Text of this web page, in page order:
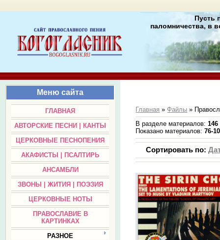
Пусть
паломничества, в
Меню сайта
ГЛАВНАЯ
АВТОРСКИЕ ПЕСНИ | КАНТЫ
ЦЕРКОВНЫЕ ПЕСНОПЕНИЯ
АКАФИСТЫ | ПСАЛТИРЬ
АНСАМБЛИ
ЗВОНЫ | ЖИТИЯ | ПОЭЗИЯ
ЦЕРКОВНЫЕ НОТЫ
ПРАВОСЛАВИЕ В
КАРТИНКАХ
РАЗНОЕ
Главная »Файлы »
В разделе материалов:146
Показано материалов:76-
Сортировать по: